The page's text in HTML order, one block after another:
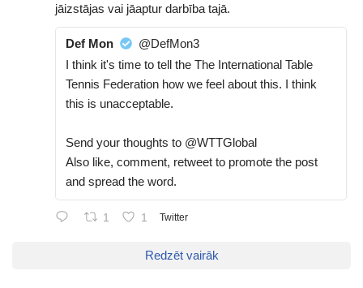
jāizstājas vai jāaptur darbība tajā.
Def Mon
@DefMon3
I think it's time to tell the The International Table
Tennis Federation how we feel about this. I think
this is unacceptable.
Send your thoughts to @WTTGlobal
Also like, comment, retweet to promote the post
and spread the word.
1 1 Twitter
Redzēt vairāk